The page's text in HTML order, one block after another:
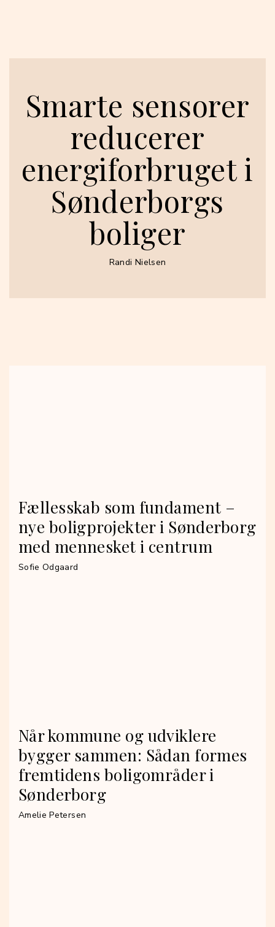
Smarte sensorer
reducerer
energiforbruget i
Sønderborgs
boliger
Randi Nielsen
Fællesskab som fundament –
nye boligprojekter i Sønderborg
med mennesket i centrum
Sofie Odgaard
Når kommune og udviklere
bygger sammen: Sådan formes
fremtidens boligområder i
Sønderborg
Amelie Petersen